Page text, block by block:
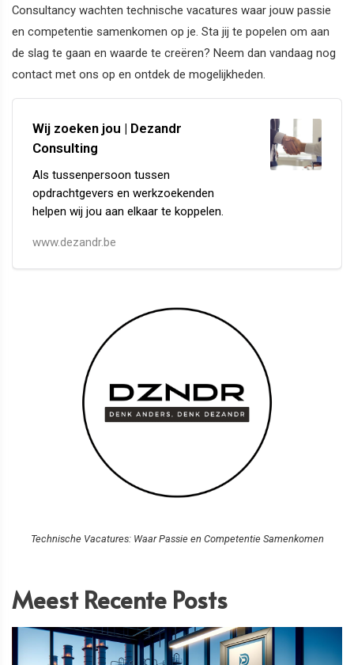
Consultancy wachten technische vacatures waar jouw passie
en competentie samenkomen op je. Sta jij te popelen om aan
de slag te gaan en waarde te creëren? Neem dan vandaag nog
contact met ons op en ontdek de mogelijkheden.
Wij zoeken jou | Dezandr
Consulting
Als tussenpersoon tussen
opdrachtgevers en werkzoekenden
helpen wij jou aan elkaar te koppelen.
www.dezandr.be
Technische Vacatures: Waar Passie en Competentie Samenkomen
Meest Recente Posts